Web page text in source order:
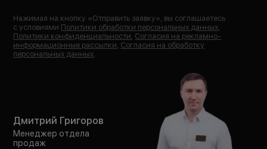
Нажимая на кнопку «Отправить заявку», вы соглашаетесь
с условиями Политики обработки персональных данных
Политики конфиденциальности Согласия на рекламно-
информационные рассылки Согласия на обработку
персональных данных
Дмитрий Григоров
Менеджер отдела
продаж